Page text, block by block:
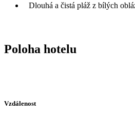
Dlouhá a čistá pláž z bílých
Poloha hotelu
Vzdálenost